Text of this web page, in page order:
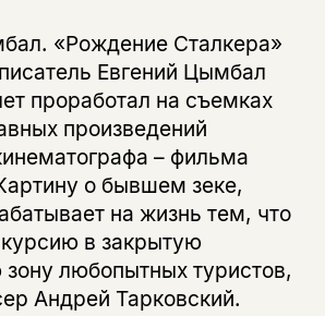
«Рождение Сталкера»
Евгений Цымбал
проработал на съемках
произведений
– фильма
о бывшем зеке,
на жизнь тем, что
в закрытую
любопытных туристов,
Андрей Тарковский.